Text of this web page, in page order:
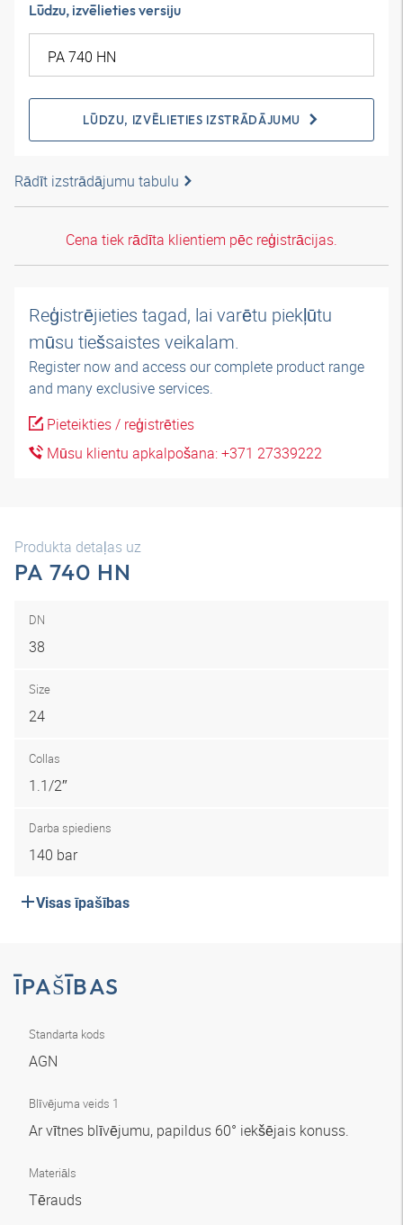
Lūdzu, izvēlieties versiju
LŪDZU, IZVĒLIETIES IZSTRĀDĀJUMU
Rādīt izstrādājumu tabulu
Cena tiek rādīta klientiem pēc reģistrācijas.
Reģistrējieties tagad, lai varētu piekļūtu
mūsu tiešsaistes veikalam.
Register now and access our complete product range
and many exclusive services.
Pieteikties / reģistrēties
Mūsu klientu apkalpošana: +371 27339222
Produkta detaļas uz
PA 740 HN
DN
38
Size
24
Collas
1.1/2″
Darba spiediens
140 bar
Visas īpašības
ĪPAŠĪBAS
Standarta kods
AGN
Blīvējuma veids 1
Ar vītnes blīvējumu, papildus 60° iekšējais konuss.
Materiāls
Tērauds